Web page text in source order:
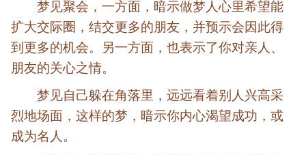
梦见聚会，一方面，暗示做梦人心里希望能
扩大交际圈，结交更多的朋友，并预示会因此得
到更多的机会。另一方面，也表示了你对亲人、
朋友的关心之情。
梦见自己躲在角落里，远远看着别人兴高采
烈地场面，这样的梦，暗示你内心渴望成功，或
成为名人。